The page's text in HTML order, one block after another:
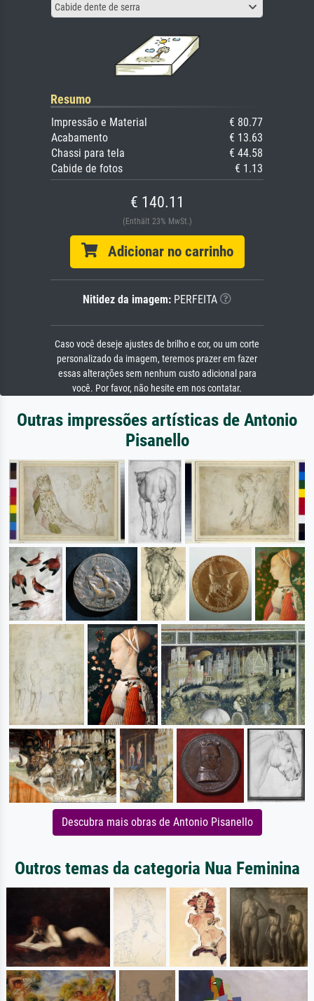
Cabide dente de serra
Resumo
Impressão e Material
€ 80.77
Acabamento
€ 13.63
Chassi para tela
€ 44.58
Cabide de fotos
€ 1.13
€ 140.11
(Enthält 23% MwSt.)
Adicionar no carrinho
Nitidez da imagem: PERFEITA
Caso você deseje ajustes de brilho e cor, ou um corte
personalizado da imagem, teremos prazer em fazer
essas alterações sem nenhum custo adicional para
você. Por favor, não hesite em nos contatar.
Outras impressões artísticas de Antonio
Pisanello
Descubra mais obras de Antonio Pisanello
Outros temas da categoria Nua Feminina